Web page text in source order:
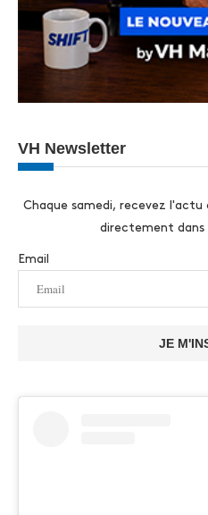
VH Newsletter
Chaque samedi, recevez
directement dans
Email
JE